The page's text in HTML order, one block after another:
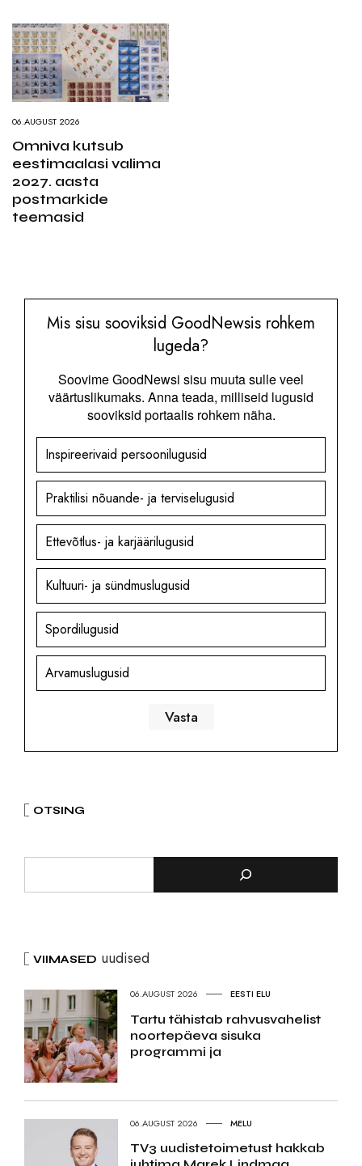
06.AUGUST 2026
Omniva kutsub
eestimaalasi valima
2027. aasta
postmarkide
teemasid
Mis sisu sooviksid GoodNewsis rohkem
lugeda?
Soovime GoodNewsi sisu muuta sulle veel
väärtuslikumaks. Anna teada, milliseid lugusid
sooviksid portaalis rohkem näha.
Inspireerivaid persoonilugusid
Praktilisi nõuande- ja terviselugusid
Ettevõtlus- ja karjäärilugusid
Kultuuri- ja sündmuslugusid
Spordilugusid
Arvamuslugusid
OTSING
VIIMASED uudised
06.AUGUST 2026 EESTI ELU
Tartu tähistab rahvusvahelist
noortepäeva sisuka
programmi ja
06.AUGUST 2026 MELU
TV3 uudistetoimetust hakkab